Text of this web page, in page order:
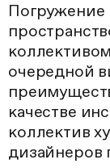
Погружение
очередной
качестве
коллектив
дизайнеров